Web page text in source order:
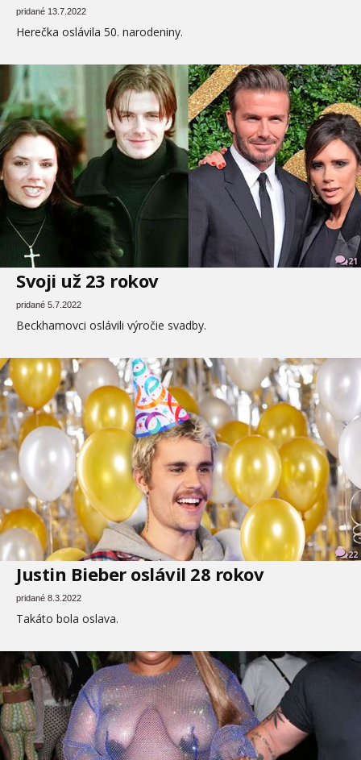
pridané 13.7.2022
Herečka oslávila 50. narodeniny.
21
Svoji už 23 rokov
pridané 5.7.2022
Beckhamovci oslávili výročie svadby.
22
Justin Bieber oslávil 28 rokov
pridané 8.3.2022
Takáto bola oslava.